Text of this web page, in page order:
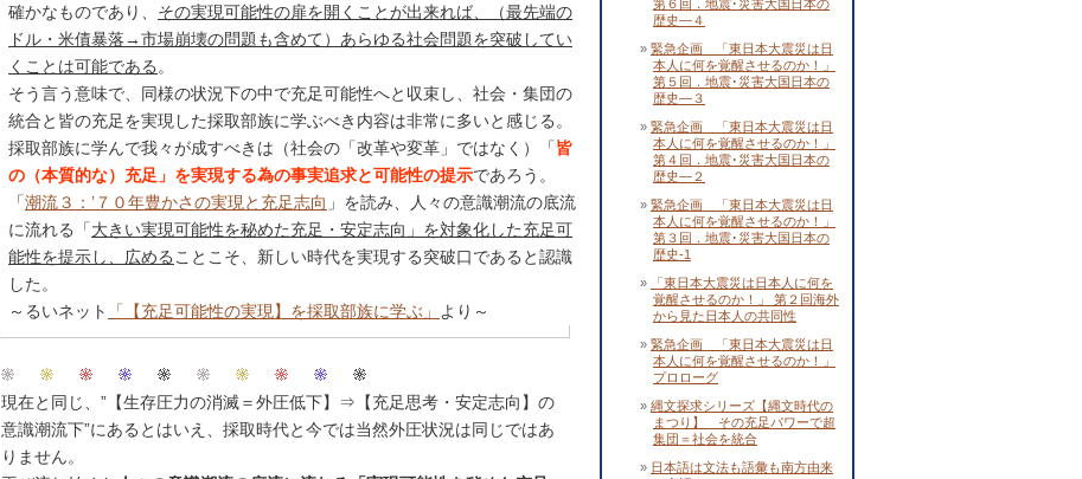
確かなものであり、 その実現可能性の扉を開くことが出来れば、（最先端の
ドル・米債暴落→市場崩壊の問題も含めて）あらゆる社会問題を突破してい
くことは可能である 。
そう言う意味で、同様の状況下の中で充足可能性へと収束し、社会・集団の
統合と皆の充足を実現した採取部族に学ぶべき内容は非常に多いと感じる。
採取部族に学んで我々が成すべきは（社会の「改革や変革」ではなく）「皆
の（本質的な）充足」を実現する為の事実追求と可能性の提示であろう。
「潮流３：’７０年豊かさの実現と充足志向 」を読み、人々の意識潮流の底流
に流れる「大きい実現可能性を秘めた充足・安定志向」を対象化した充足可
能性を提示し、広める ことこそ、新しい時代を実現する突破口であると認識
した。
～るいネット
「【充足可能性の実現】を採取部族に学ぶ」 より～
現在と同じ、”【生存圧力の消滅＝外圧低下】⇒【充足思考・安定志向】の
意識潮流下”にあるとはいえ、採取時代と今では当然外圧状況は同じではあ
りません。
第６回．地震･災害大国日本の
歴史―４
緊急企画 「東日本大震災は日
本人に何を覚醒させるのか！」
第５回．地震･災害大国日本の
歴史―３
緊急企画 「東日本大震災は日
本人に何を覚醒させるのか！」
第４回．地震･災害大国日本の
歴史―２
緊急企画 「東日本大震災は日
本人に何を覚醒させるのか！」
第３回．地震･災害大国日本の
歴史-1
「東日本大震災は日本人に何を
覚醒させるのか！」 第２回海外
から見た日本人の共同性
緊急企画 「東日本大震災は日
本人に何を覚醒させるのか！」
プロローグ
縄文探求シリーズ【縄文時代の
まつり】 その充足パワーで超
集団＝社会を統合
日本語は文法も語彙も南方由来